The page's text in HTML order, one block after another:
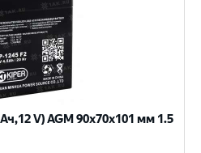
V) AGM 90x70x101 мм 1.5